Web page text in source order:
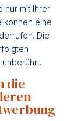
nur mit Ihrer
können eine
Die
die